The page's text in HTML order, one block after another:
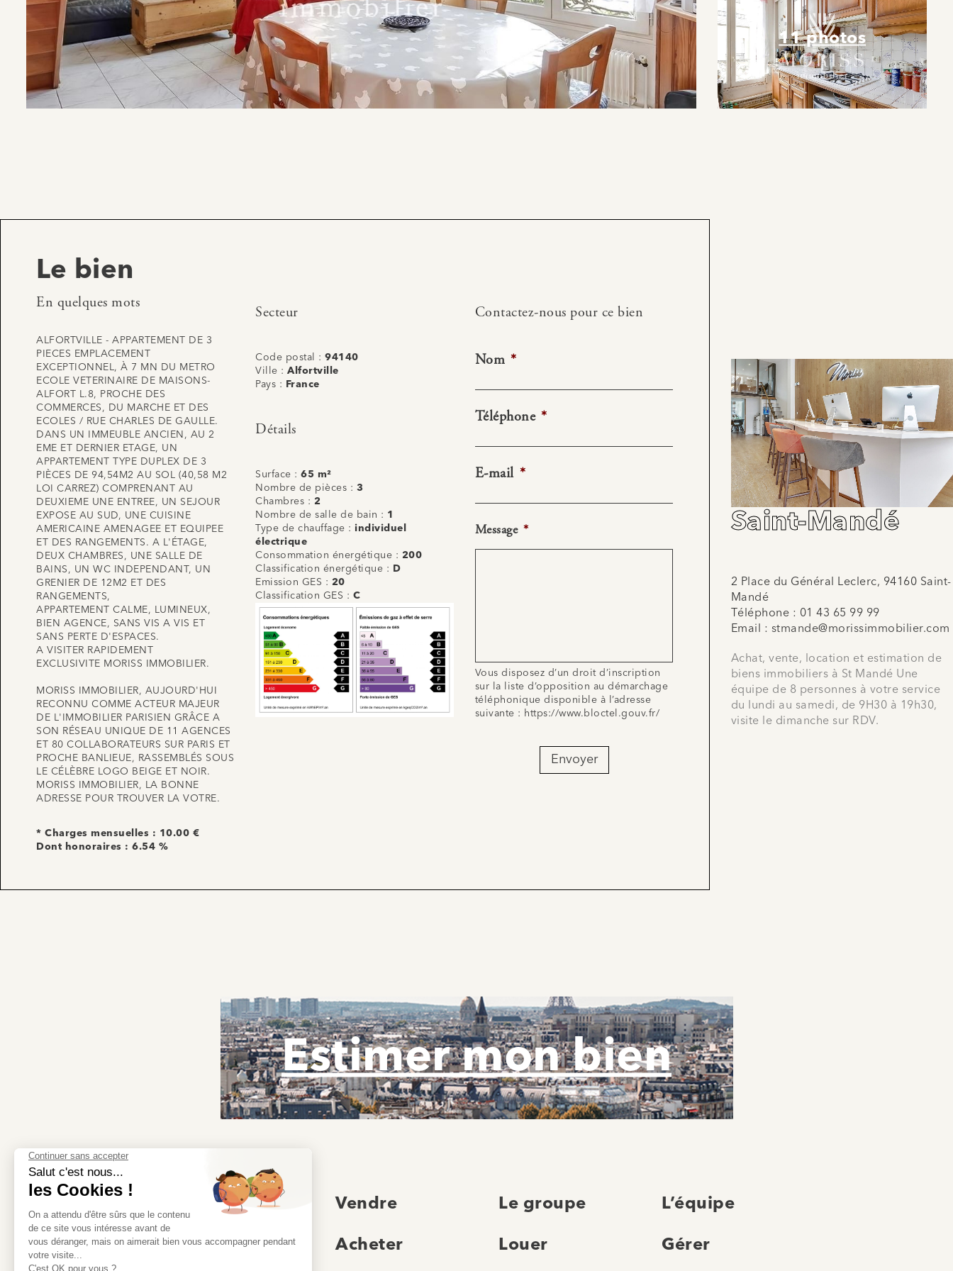
11 photos
Le bien
En quelques mots
ALFORTVILLE - APPARTEMENT DE 3
PIECES EMPLACEMENT
EXCEPTIONNEL, À 7 MN DU METRO
ECOLE VETERINAIRE DE MAISONS-
ALFORT L.8, PROCHE DES
COMMERCES, DU MARCHE ET DES
ECOLES / RUE CHARLES DE GAULLE.
DANS UN IMMEUBLE ANCIEN, AU 2
EME ET DERNIER ETAGE, UN
APPARTEMENT TYPE DUPLEX DE 3
PIÈCES DE 94,54M2 AU SOL (40,58 M2
LOI CARREZ) COMPRENANT AU
DEUXIEME UNE ENTREE, UN SEJOUR
EXPOSE AU SUD, UNE CUISINE
AMERICAINE AMENAGEE ET EQUIPEE
ET DES RANGEMENTS. A L'ÉTAGE,
DEUX CHAMBRES, UNE SALLE DE
BAINS, UN WC INDEPENDANT, UN
GRENIER DE 12M2 ET DES
RANGEMENTS,
APPARTEMENT CALME, LUMINEUX,
BIEN AGENCE, SANS VIS A VIS ET
SANS PERTE D'ESPACES.
A VISITER RAPIDEMENT
EXCLUSIVITE MORISS IMMOBILIER.
MORISS IMMOBILIER, AUJOURD'HUI
RECONNU COMME ACTEUR MAJEUR
DE L'IMMOBILIER PARISIEN GRÂCE A
SON RÉSEAU UNIQUE DE 11 AGENCES
ET 80 COLLABORATEURS SUR PARIS ET
PROCHE BANLIEUE, RASSEMBLÉS SOUS
LE CÉLÈBRE LOGO BEIGE ET NOIR.
MORISS IMMOBILIER, LA BONNE
ADRESSE POUR TROUVER LA VOTRE.
* Charges mensuelles : 10.00 €
Dont honoraires : 6.54 %
Secteur
Code postal :94140
Ville :Alfortville
Pays :
France
Détails
Surface :65 m²
Nombre de pièces : 3
Chambres : 2
Nombre de salle de bain : 1
Type de chauffage : individuel
électrique
Consommation énergétique : 200
Classification énergétique :
D
Emission GES : 20
Classification GES : C
Contactez-nous pour ce bien
Nom *
Téléphone *
E-mail *
Message *
Vous disposez d’un droit d’inscription
sur la liste d’opposition au démarchage
téléphonique disponible à l’adresse
suivante : https://www.bloctel.gouv.fr/
Envoyer
Saint-Mandé
2 Place du Général Leclerc, 94160 Saint-
Mandé
Téléphone : 01 43 65 99 99
Email : stmande@morissimmobilier.com
Achat, vente, location et estimation de
biens immobiliers à St Mandé Une
équipe de 8 personnes à votre service
du lundi au samedi, de 9H30 à 19h30,
visite le dimanche sur RDV.
Estimer mon bien
Redécouvrez l’immobilier avec Moriss Immobilier, la
meilleure adresse pour trouver la vôtre.
Vendre Le groupe L’équipe
Acheter Louer Gérer